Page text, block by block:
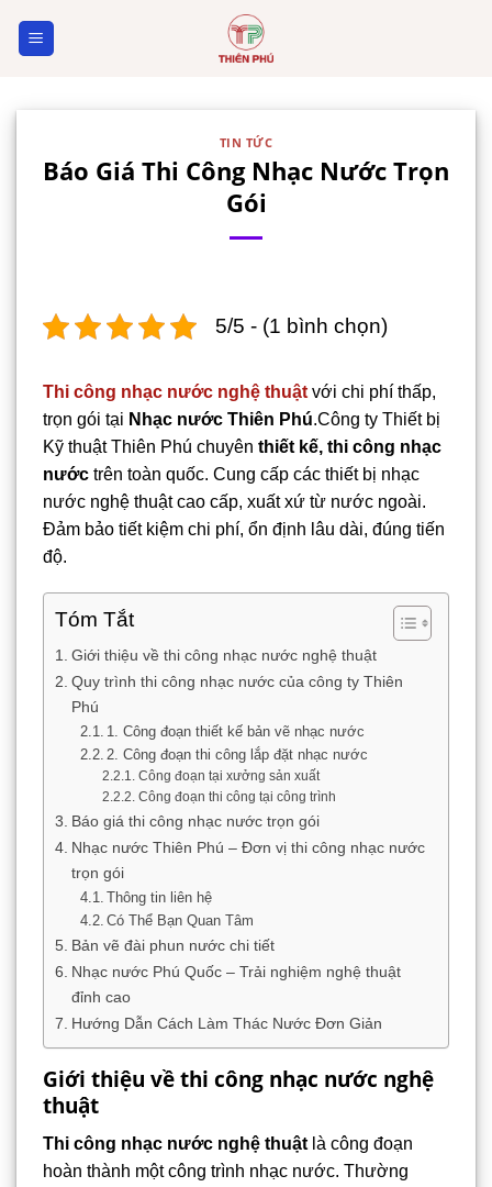
TIN TỨC
Báo Giá Thi Công Nhạc Nước Trọn
Gói
5/5 - (1 bình chọn)
Thi công nhạc nước nghệ thuật với chi phí thấp,
trọn gói tại Nhạc nước Thiên Phú.Công ty Thiết bị
Kỹ thuật Thiên Phú chuyên thiết kế, thi công nhạc
nước trên toàn quốc. Cung cấp các thiết bị nhạc
nước nghệ thuật cao cấp, xuất xứ từ nước ngoài.
Đảm bảo tiết kiệm chi phí, ổn định lâu dài, đúng tiến
độ.
Tóm Tắt
Giới thiệu về thi công nhạc nước nghệ thuật
Quy trình thi công nhạc nước của công ty Thiên
Phú
1. Công đoạn thiết kế bản vẽ nhạc nước
2. Công đoạn thi công lắp đặt nhạc nước
Công đoạn tại xưởng sản xuất
Công đoạn thi công tại công trình
Báo giá thi công nhạc nước trọn gói
Nhạc nước Thiên Phú – Đơn vị thi công nhạc nước
trọn gói
Thông tin liên hệ
Có Thể Bạn Quan Tâm
Bản vẽ đài phun nước chi tiết
Nhạc nước Phú Quốc – Trải nghiệm nghệ thuật
đỉnh cao
Hướng Dẫn Cách Làm Thác Nước Đơn Giản
Giới thiệu về thi công nhạc nước nghệ
thuật
Thi công nhạc nước nghệ thuật là công đoạn
hoàn thành một công trình nhạc nước. Thường